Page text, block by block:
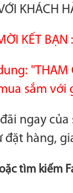
KHÁCH
KẾT BẠN :
"THAM
sắm với
ngay
hàng,
tìm kiếm